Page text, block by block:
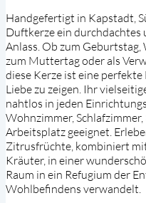
Handgefertigt in Kapstadt,
Duftkerze ein durchdachtes
Anlass. Ob zum
zum Muttertag oder als
diese Kerze ist eine
Liebe zu zeigen. Ihr
nahtlos in jeden
Wohnzimmer,
Arbeitsplatz geeignet.
Zitrusfrüchte, kombiniert
Kräuter, in einer
Raum in ein Refugium der
Wohlbefindens verwandelt.